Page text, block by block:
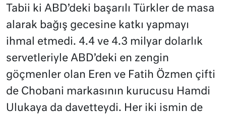
Tabii ki ABD’deki başarılı Türkler de masa
alarak bağış gecesine katkı yapmayı
ihmal etmedi. 4.4 ve 4.3 milyar dolarlık
servetleriyle ABD’deki en zengin
göçmenler olan Eren ve Fatih Özmen çifti
de Chobani markasının kurucusu Hamdi
Ulukaya da davetteydi. Her iki ismin de